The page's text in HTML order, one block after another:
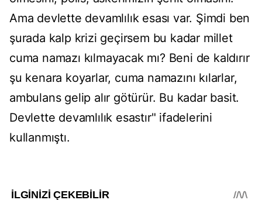
Ama devlette devamlılık esası var. Şimdi ben
şurada kalp krizi geçirsem bu kadar millet
cuma namazı kılmayacak mı? Beni de kaldırır
şu kenara koyarlar, cuma namazını kılarlar,
ambulans gelip alır götürür. Bu kadar basit.
Devlette devamlılık esastır" ifadelerini
kullanmıştı.